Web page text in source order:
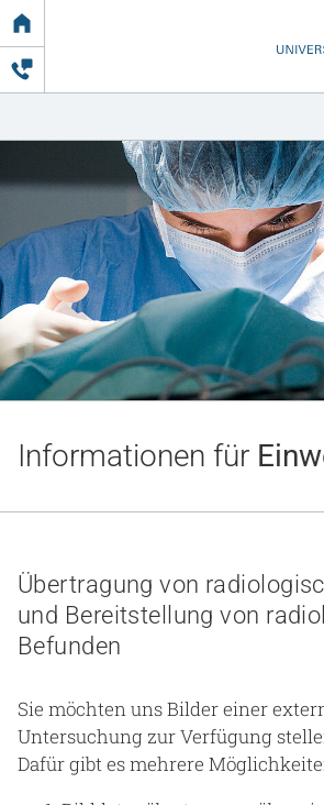
Link
zur
Startseite
Startseite
Kliniken & Einrichtungen
Beruf & Karriere
Notaufnahme
Informationen für
Übertragung von
und Bereitstellung von
Befunden
Sie möchten uns Bilder einer
Untersuchung zur Verfügung
Dafür gibt es mehrere